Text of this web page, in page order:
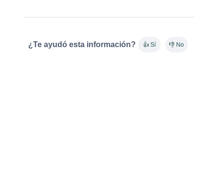
¿Te ayudó esta información? 👍 Sí 👎 No